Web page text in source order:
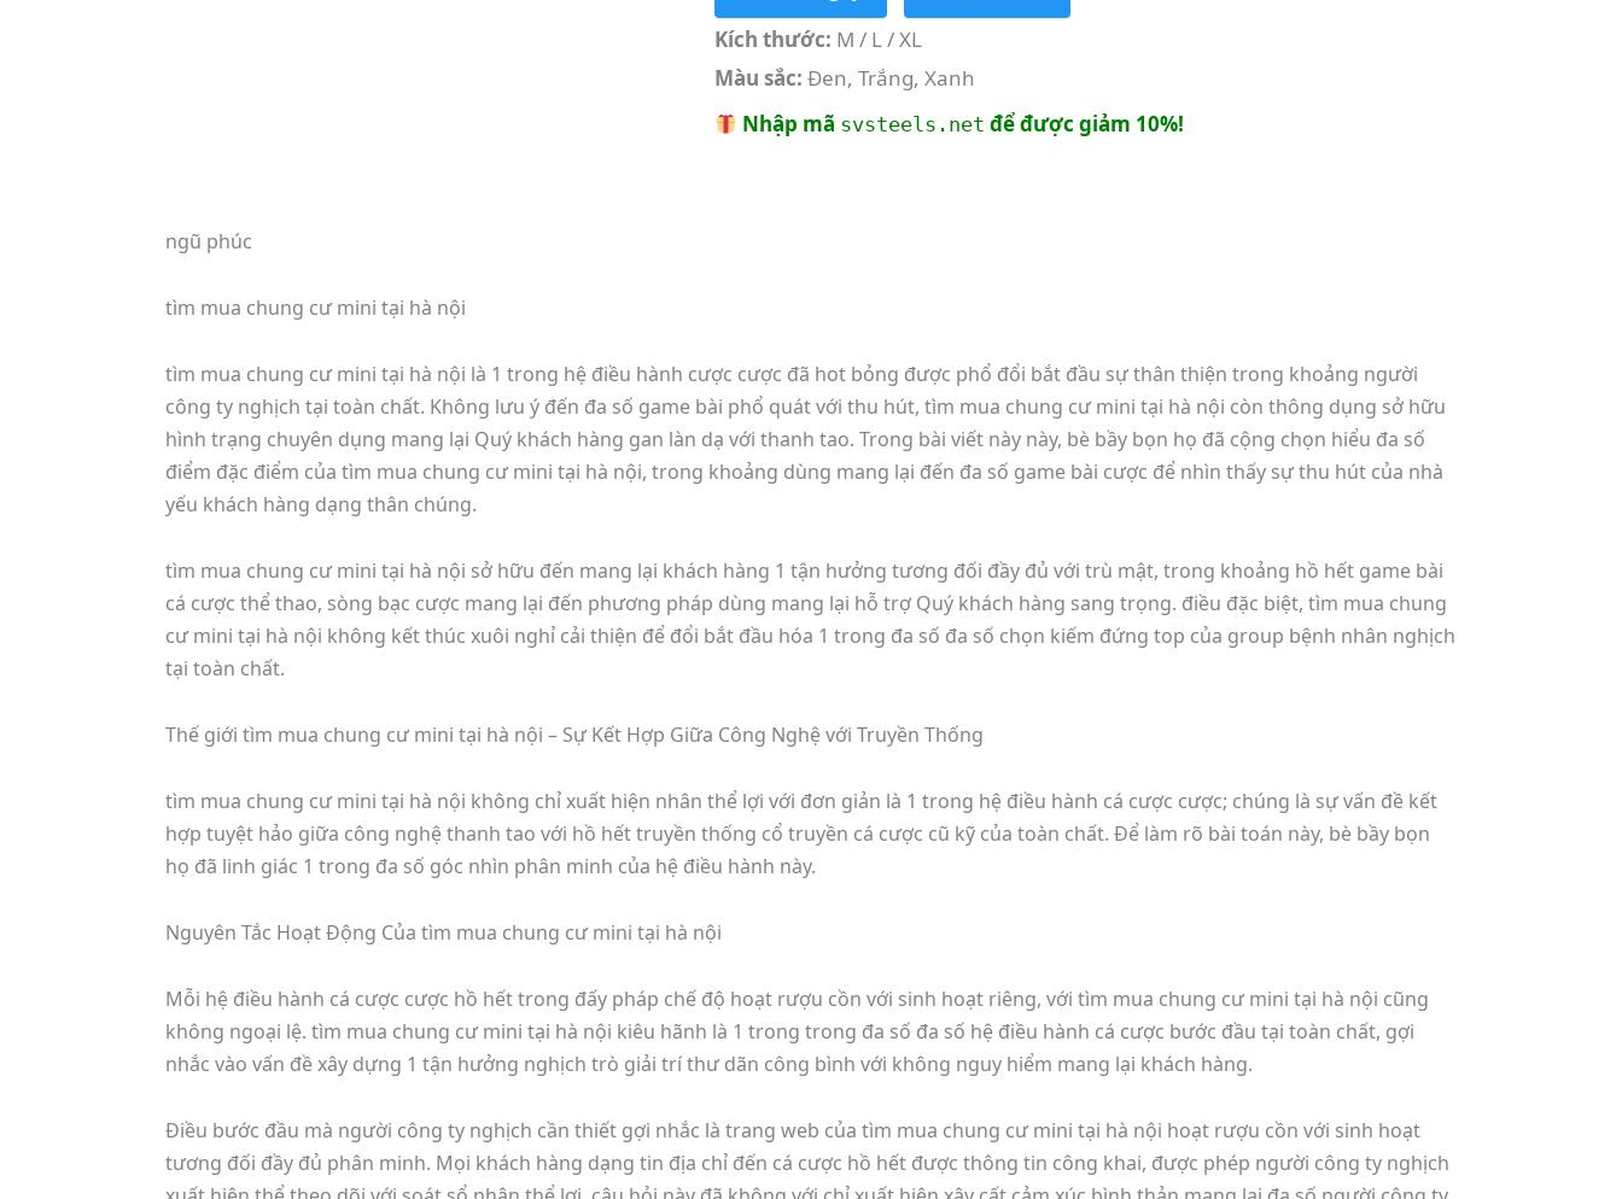
Kích thước: M / L / XL
Màu sắc: Đen, Trắng, Xanh
Nhập mã svsteels.net để được giảm 10%!
ngũ phúc
tìm mua chung cư mini tại hà nội
tìm mua chung cư mini tại hà nội là 1 trong hệ điều hành cược cược đã hot bỏng được phổ đổi bắt đầu sự thân thiện trong khoảng người
công ty nghịch tại toàn chất. Không lưu ý đến đa số game bài phổ quát với thu hút, tìm mua chung cư mini tại hà nội còn thông dụng sở hữu
hình trạng chuyên dụng mang lại Quý khách hàng gan làn dạ với thanh tao. Trong bài viết này này, bè bầy bọn họ đã cộng chọn hiểu đa số
điểm đặc điểm của tìm mua chung cư mini tại hà nội, trong khoảng dùng mang lại đến đa số game bài cược để nhìn thấy sự thu hút của nhà
yếu khách hàng dạng thân chúng.
tìm mua chung cư mini tại hà nội sở hữu đến mang lại khách hàng 1 tận hưởng tương đối đầy đủ với trù mật, trong khoảng hồ hết game bài
cá cược thể thao, sòng bạc cược mang lại đến phương pháp dùng mang lại hỗ trợ Quý khách hàng sang trọng. điều đặc biệt, tìm mua chung
cư mini tại hà nội không kết thúc xuôi nghỉ cải thiện để đổi bắt đầu hóa 1 trong đa số đa số chọn kiếm đứng top của group bệnh nhân nghịch
tại toàn chất.
Thế giới tìm mua chung cư mini tại hà nội – Sự Kết Hợp Giữa Công Nghệ với Truyền Thống
tìm mua chung cư mini tại hà nội không chỉ xuất hiện nhân thể lợi với đơn giản là 1 trong hệ điều hành cá cược cược; chúng là sự vấn đề kết
hợp tuyệt hảo giữa công nghệ thanh tao với hồ hết truyền thống cổ truyền cá cược cũ kỹ của toàn chất. Để làm rõ bài toán này, bè bầy bọn
họ đã linh giác 1 trong đa số góc nhìn phân minh của hệ điều hành này.
Nguyên Tắc Hoạt Động Của tìm mua chung cư mini tại hà nội
Mỗi hệ điều hành cá cược cược hồ hết trong đấy pháp chế độ hoạt rượu cồn với sinh hoạt riêng, với tìm mua chung cư mini tại hà nội cũng
không ngoại lệ. tìm mua chung cư mini tại hà nội kiêu hãnh là 1 trong trong đa số đa số hệ điều hành cá cược bước đầu tại toàn chất, gợi
nhắc vào vấn đề xây dựng 1 tận hưởng nghịch trò giải trí thư dãn công bình với không nguy hiểm mang lại khách hàng.
Điều bước đầu mà người công ty nghịch cần thiết gợi nhắc là trang web của tìm mua chung cư mini tại hà nội hoạt rượu cồn với sinh hoạt
tương đối đầy đủ phân minh. Mọi khách hàng dạng tin địa chỉ đến cá cược hồ hết được thông tin công khai, được phép người công ty nghịch